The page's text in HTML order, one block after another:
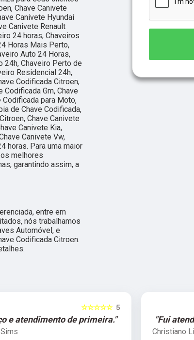
Chave Canivete
Canivete Hyundai
Canivete Renault
24 horas, Chaveiros
Horas Mais Perto,
Auto 24 Horas,
24h, Chaveiro Perto de
Residencial 24h,
Codificada Citroen,
Codificada Gm, Chave
Codificada para Moto,
de Chave Codificada,
Chave Canivete
Canivete Kia,
Canivete Vw,
horas. Para uma maior
melhores
garantindo assim, a
entre em
nós trabalhamos
Automóvel, e
Codificada Citroen.
5
☆☆☆☆☆
e atendimento de primeira." "Fui
Christiano